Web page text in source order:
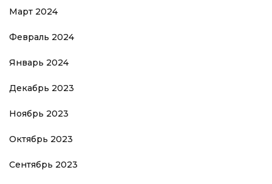
Март 2024
Февраль 2024
Январь 2024
Декабрь 2023
Ноябрь 2023
Октябрь 2023
Сентябрь 2023